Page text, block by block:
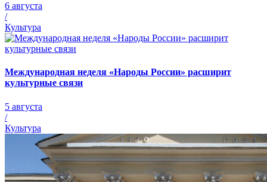
6 августа
/
Культура
Международная неделя «Народы России» расширит
культурные связи
5 августа
/
Культура